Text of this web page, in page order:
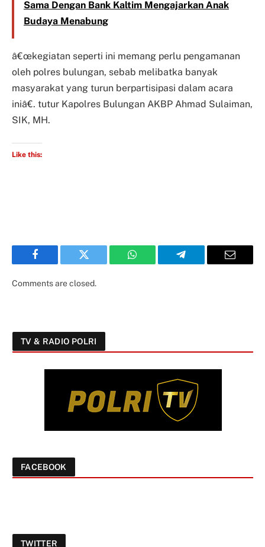
Sama Dengan Bank Kaltim Mengajarkan Anak
Budaya Menabung
â€œkegiatan seperti ini memang perlu pengamanan
oleh polres bulungan, sebab melibatka banyak
masyarakat yang turun berpartisipasi dalam acara
iniâ€. tutur Kapolres Bulungan AKBP Ahmad Sulaiman,
SIK, MH.
Like this:
Facebook Twitter WhatsApp Telegram Email
Comments are closed.
TV & RADIO POLRI
FACEBOOK
TWITTER